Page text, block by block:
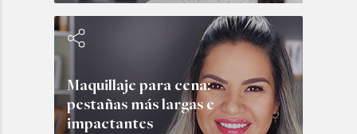
Maquillaje para cena:
pestañas más largas e
impactantes